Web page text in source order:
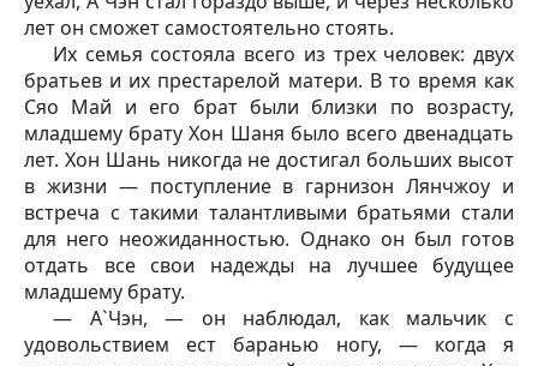
лет он сможет самостоятельно стоять.
Их семья состояла всего из трех человек: двух
братьев и их престарелой матери. В то время как
Сяо Май и его брат были близки по возрасту,
младшему брату Хон Шаня было всего двенадцать
лет. Хон Шань никогда не достигал больших высот
в жизни — поступление в гарнизон Лянчжоу и
встреча с такими талантливыми братьями стали
для него неожиданностью. Однако он был готов
отдать все свои надежды на лучшее будущее
младшему брату.
— А`Чэн, — он наблюдал, как мальчик с
удовольствием ест баранью ногу, — когда я